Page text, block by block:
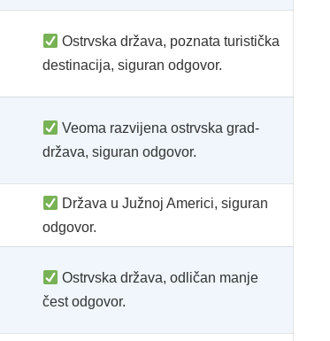
Ostrvska država, poznata turistička
destinacija, siguran odgovor.
Veoma razvijena ostrvska grad-
država, siguran odgovor.
Država u Južnoj Americi, siguran
odgovor.
Ostrvska država, odličan manje
čest odgovor.